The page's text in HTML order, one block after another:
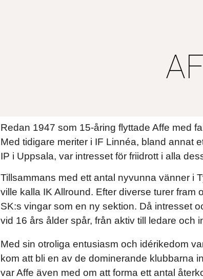
Redan 1947 som 15-åring flyttade Affe med
Med tidigare meriter i IF Linnéa, bland annat
IP i Uppsala, var intresset för friidrott i alla
Tillsammans med ett antal nyvunna vänner i
ville kalla IK Allround. Efter diverse turer
SK:s vingar som en ny sektion. Då intresset
vid 16 års ålder spår, från aktiv till ledare och
Med sin otroliga entusiasm och idérikedom
kom att bli en av de dominerande klubbarna
var Affe även med om att forma ett antal